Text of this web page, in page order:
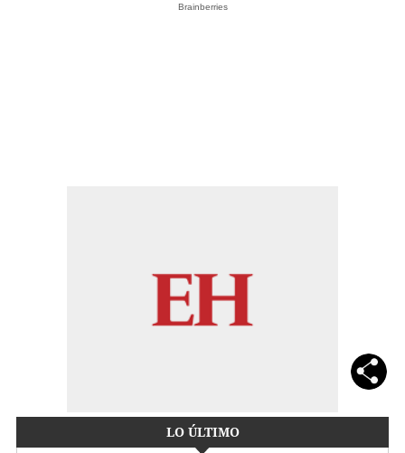
Brainberries
LO ÚLTIMO